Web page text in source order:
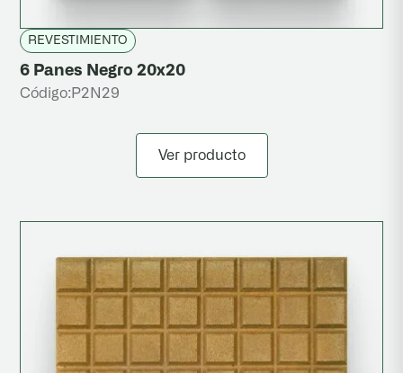
REVESTIMIENTO
6 Panes Negro 20x20
Código: P2N29
Ver producto